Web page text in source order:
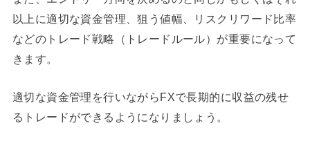
以上に適切な資金管理、狙う値幅、リスクリワード比率
などのトレード戦略（トレードルール）が重要になって
きます。
適切な資金管理を行いながらFXで長期的に収益の残せ
るトレードができるようになりましょう。